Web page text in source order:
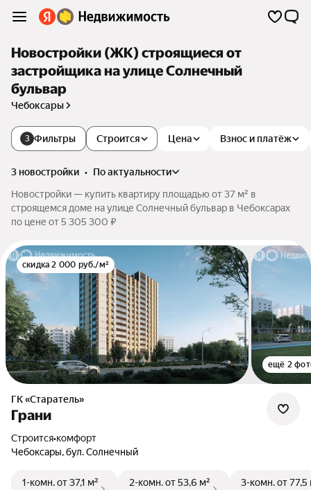
Новостройки (ЖК) строящиеся от
застройщика на улице Солнечный
бульвар
Чебоксары
3 Фильтры Цена Взнос и платёж
Строится
3 новостройки •
по актуальности
Новостройки — купить квартиру площадью от 37 м² в
строящемся доме на улице Солнечный бульвар в Чебоксарах
по цене от 5 305 300 ₽
скидка 2 000 руб./м²
ещё 2
ГК «Старатель»
Грани
Строится•комфорт
Чебоксары, бул. Солнечный
1-комн.от 37,1 м²
2-комн.от 53,6 м²
3-комн.от 77,5